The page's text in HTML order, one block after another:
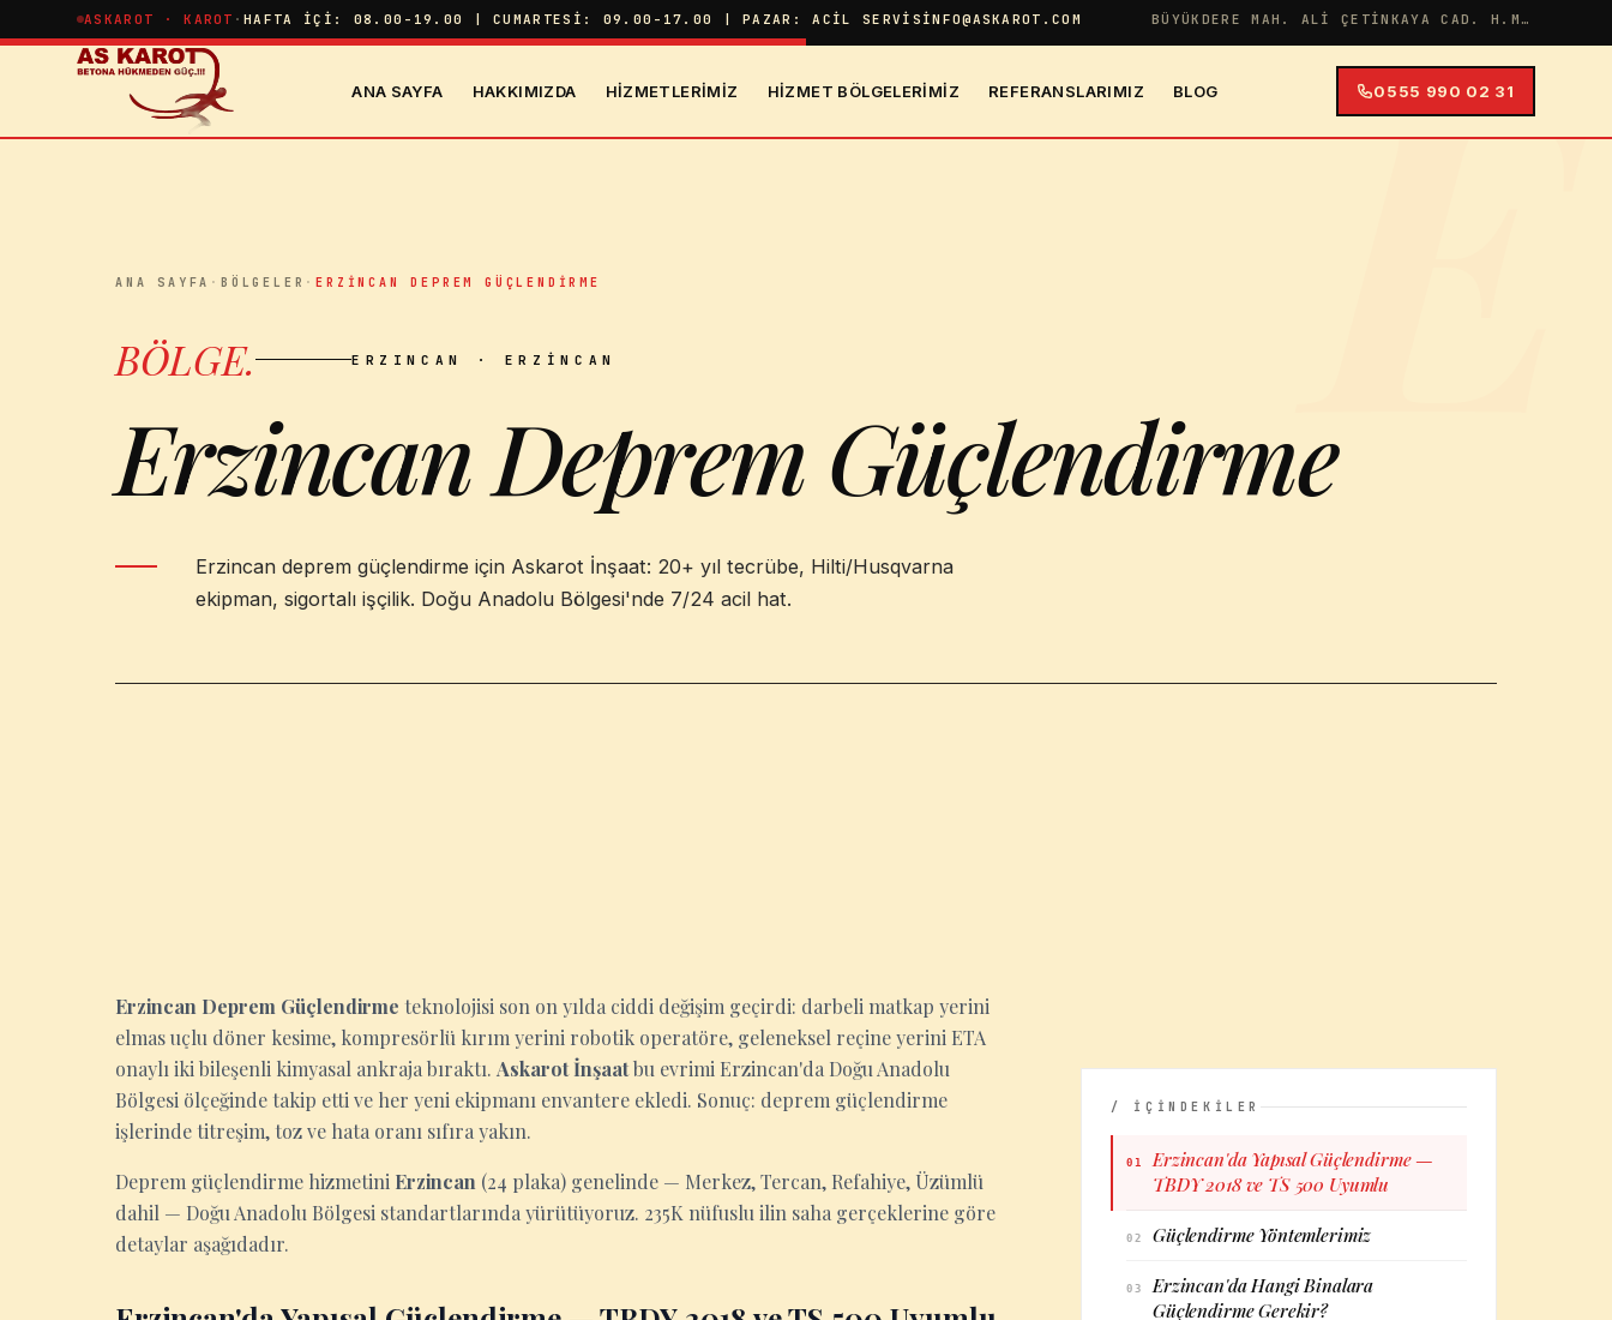
İçeriğe atlaASKAROT · KAROT ·HAFTA İÇI: 08.00-19.00 | CUMARTESI: 09.00-17.00 | PAZAR: ACIL SERVIS INFO@ASKAROT.COM BÜYÜKDERE MAH. ALI ÇETINKAYA CAD. H.MERYEM APT NO:38 İÇ KAPI NO:4
ANA SAYFA HAKKIMIZDA HIZMETLERIMIZ HIZMET BÖLGELERIMIZ REFERANSLARIMIZ BLOG 0555 990 02 31
E
ANA SAYFA ·BÖLGELER ·ERZINCAN DEPREM GÜÇLENDIRME
BÖLGE. ERZINCAN · ERZINCAN
Erzincan Deprem Güçlendirme
Erzincan deprem güçlendirme için Askarot İnşaat: 20+ yıl tecrübe, Hilti/Husqvarna
ekipman, sigortalı işçilik. Doğu Anadolu Bölgesi'nde 7/24 acil hat.
Erzincan Deprem Güçlendirme teknolojisi son on yılda ciddi değişim geçirdi: darbeli matkap yerini
elmas uçlu döner kesime, kompresörlü kırım yerini robotik operatöre, geleneksel reçine yerini ETA
onaylı iki bileşenli kimyasal ankraja bıraktı. Askarot İnşaatbu evrimi Erzincan'da Doğu Anadolu
Bölgesi ölçeğinde takip etti ve her yeni ekipmanı envantere ekledi. Sonuç: deprem güçlendirme
işlerinde titreşim, toz ve hata oranı sıfıra yakın.
Deprem güçlendirme hizmetini Erzincan (24 plaka) genelinde — Merkez, Tercan, Refahiye, Üzümlü
dahil — Doğu Anadolu Bölgesi standartlarında yürütüyoruz. 235K nüfuslu ilin saha gerçeklerine göre
detaylar aşağıdadır.
/ İÇİNDEKİLER
01
Erzincan'da Yapısal Güçlendirme —
TBDY 2018 ve TS 500 Uyumlu
02 Güçlendirme Yöntemlerimiz
03
Erzincan'da Hangi Binalara
Güçlendirme Gerekir?